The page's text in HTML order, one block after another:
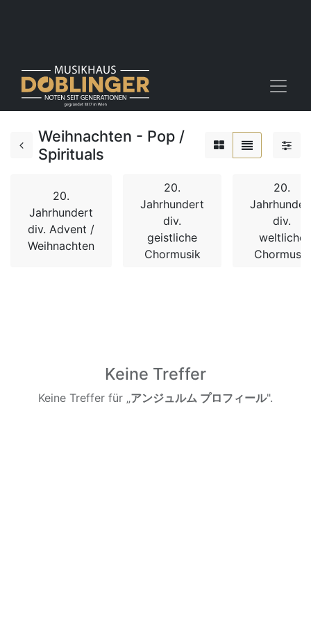
Weihnachten - Pop /
Spirituals
20.
Jahrhundert
div. Advent /
Weihnachten
20.
Jahrhundert
div.
geistliche
Chormusik
20.
div.
weltliche
Chormusik
Keine Treffer
Keine Treffer für „アンジュルム プロフィール".